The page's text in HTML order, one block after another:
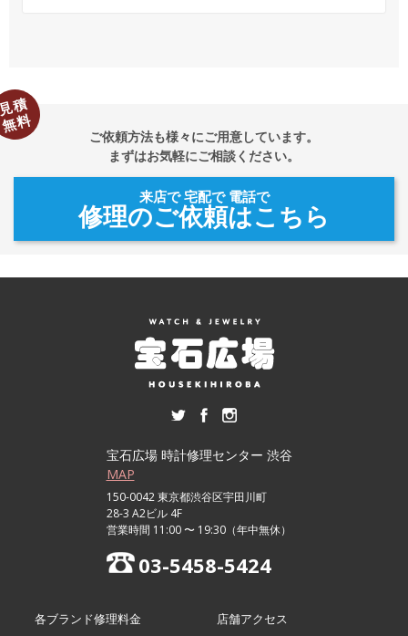
ご依頼方法も様々にご用意しています。
まずはお気軽にご相談ください。
来店で 宅配で 電話で
修理のご依頼はこちら
積
無料
宝石広場 時計修理センター 渋谷
MAP
150-0042 東京都渋谷区宇田川町
28-3 A2ビル 4F
営業時間 11:00 〜 19:30（年中無休）
03-5458-5424
各ブランド修理料金
店舗アクセス